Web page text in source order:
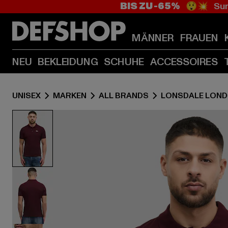
BIS ZU -65% 😲💥
MÄNNER FRAUEN
NEU BEKLEIDUNG SCHUHE ACCESSOIRES
UNISEX MARKEN ALL BRANDS LONSDALE